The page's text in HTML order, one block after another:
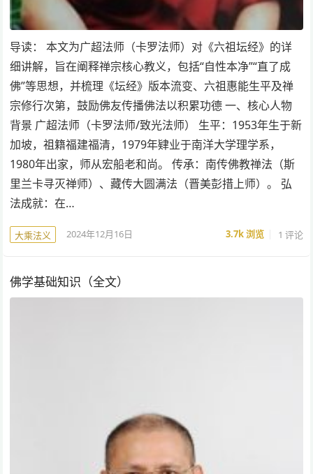
导读： 本文为广超法师（卡罗法师）对《六祖坛经》的详
细讲解，旨在阐释禅宗核心教义，包括“自性本净”“直了成
佛”等思想，并梳理《坛经》版本流变、六祖惠能生平及禅
宗修行次第，鼓励佛友传播佛法以积累功德 一、核心人物
背景 广超法师（卡罗法师/致光法师） 生平：1953年生于新
加坡，祖籍福建福清，1979年肄业于南洋大学理学系，
1980年出家，师从宏船老和尚。 传承：南传佛教禅法（斯
里兰卡寻灭禅师）、藏传大圆满法（晋美彭措上师）。 弘
法成就：在…
大乘法义 2024年12月16日 3.7k浏览 1 评论
佛学基础知识（全文）